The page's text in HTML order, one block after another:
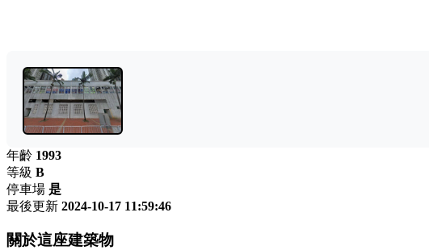
年齡 1993
等級 B
停車場 是
最後更新 2024-10-17 11:59:46
關於這座建築物